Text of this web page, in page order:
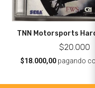
TNN Motorsports
$20.000
$18.000,00 pagando